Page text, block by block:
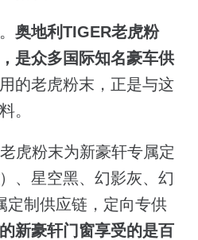
奥地利TIGER老虎粉
是众多国际知名豪车供
的老虎粉末，正是与这
。
虎粉末为新豪轩专属定
、星空黑、幻影灰、幻
定制供应链，定向专供
新豪轩门窗享受的是百